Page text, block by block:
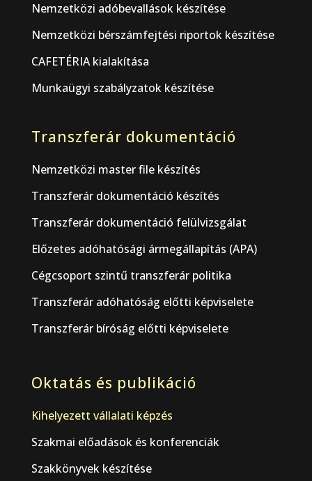
Nemzetközi adóbevallások készítése
Nemzetközi bérszámfejtési riportok készítése
CAFETÉRIA kialakítása
Munkaügyi szabályzatok készítése
Transzferár dokumentáció
Nemzetközi master file készítés
Transzferár dokumentáció készítés
Transzferár dokumentáció felülvizsgálat
Előzetes adóhatósági ármegállapítás (APA)
Cégcsoport szintű transzferár politika
Transzferár adóhatóság előtti képviselete
Transzferár bíróság előtti képviselete
Oktatás és publikáció
Kihelyezett vállalati képzés
Szakmai előadások és konferenciák
Szakkönyvek készítése